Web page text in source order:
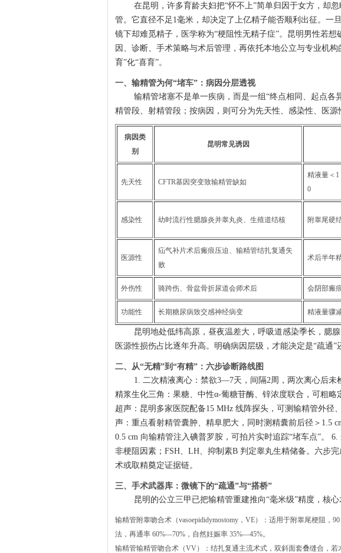
在昆明，许多育龄夫妇把“怀不上”简单归因于女方，
管。它直径不足1毫米，却决定了上亿精子能否顺利出征。一
镜下却难觅精子，医学称为“梗阻性无精子症”。昆明男性若
因、诊断、手术策略与术后管理，再依托本地公立与专业机构
育”化“喜育”。
一、输精管为何“堵车”：病因分层透视
输精管堵塞不是单一疾病，而是一组“终点相同、起点
精管段、射精管段；按病因，则可分为先天性、感染性、医源
病因类
别
昆明常见诱因
先天性 CFTR基因突变致输精管缺如
精液量＜1
0
感染性 幼时流行性腮腺炎并睾丸炎、生殖道结核 附睾尾硬
医源性
疝气补片术后瘢痕压迫、输精管结扎复通失
败
术后半年
外伤性 骑跨伤、骨盆骨折尿道会师术后 会阴部瘢
功能性 长期糖尿病致交感神经病变 精液量骤
昆明地处低纬高原，昼夜温差大，呼吸道感染季长，腮
医源性损伤占比逐年升高。明确病因层级，才能决定是“疏通”
二、从“无精”到“有精”：六步诊断路线图
1. 二次精液离心：禁欲3—7天，间隔2周，两次离心后未
精浆生化三角：果糖、中性α-葡糖苷酶、锌浓度联合，可粗
超声：昆明多家医院配备15 MHz 线阵探头，可测输精管外径
声：重点看射精管囊肿、精阜肥大，同时测精囊前后径＞1.5
0.5 cm 向输精管注入碘普罗胺，可拍片实时追踪“堵车点”。
非梗阻因素；FSH、LH、抑制素B 判定睾丸生精储备。六步
术或取精奠定证据链。
三、手术武器库：微镜下的“疏通”与“搭桥”
昆明的公立三甲已把输精管重建推向“毫米级”精度，核心
输精管附睾吻合术（vasoepididymostomy，VE）：适用于附睾尾梗阻，
法，再通率 60%—70%，自然妊娠率 35%—45%。
输精管输精管吻合术（VV）：结扎复通主流术式，双斜面套叠缝合，若